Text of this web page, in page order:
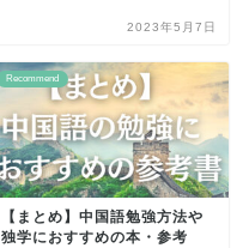
2023年5月7日
Recommend
【まとめ】中国語勉強方法や
独学におすすめの本・参考